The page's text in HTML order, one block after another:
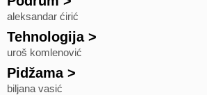
aleksandar ćirić
Tehnologija>
uroš komlenović
Pidžama>
biljana vasić